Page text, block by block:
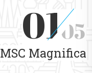
0105
MSC Magnifica